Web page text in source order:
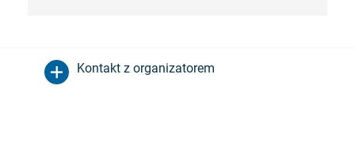
Kontakt z organizatorem